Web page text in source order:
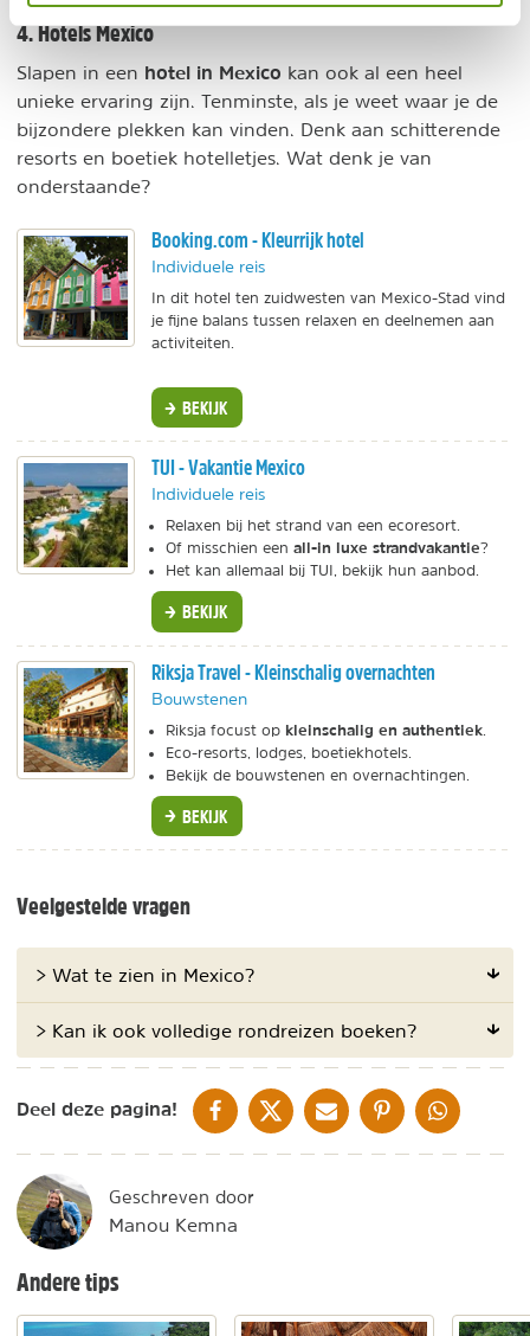
4. Hotels Mexico
Slapen in een hotel in Mexico kan ook al een heel
unieke ervaring zijn. Tenminste, als je weet waar je de
bijzondere plekken kan vinden. Denk aan schitterende
resorts en boetiek hotelletjes. Wat denk je van
onderstaande?
Booking.com - Kleurrijk hotel
Individuele reis
In dit hotel ten zuidwesten van Mexico-Stad vind
je fijne balans tussen relaxen en deelnemen aan
activiteiten.
BEKIJK
TUI - Vakantie Mexico
Individuele reis
Relaxen bij het strand van een ecoresort.
Of misschien een all-in luxe strandvakantie?
Het kan allemaal bij TUI, bekijk hun aanbod.
BEKIJK
Riksja Travel - Kleinschalig overnachten
Bouwstenen
Riksja focust op kleinschalig en authentiek
Eco-resorts, lodges, boetiekhotels.
Bekijk de bouwstenen en overnachtingen.
BEKIJK
Veelgestelde vragen
> Wat te zien in Mexico?
> Kan ik ook volledige rondreizen boeken?
Deel deze pagina! DELEN OP FACEBOOK
DELEN OP XDELEN VIA DE MAIL
DELEN OP PINTEREST
DELEN OP
Geschreven door
Manou Kemna
Andere tips